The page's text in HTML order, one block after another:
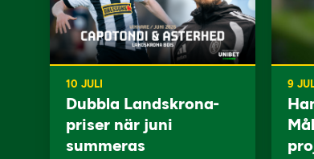
10 JULI
Dubbla Landskrona-
priser när juni
summeras
9